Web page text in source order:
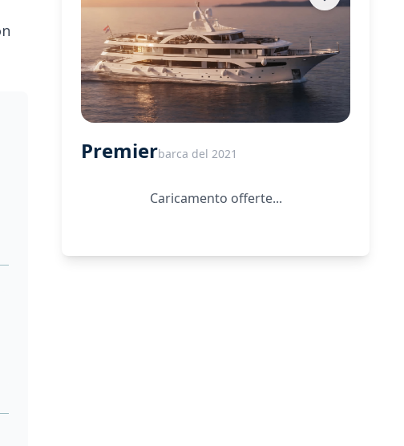
Premierbarca del 2021
Caricamento offerte...